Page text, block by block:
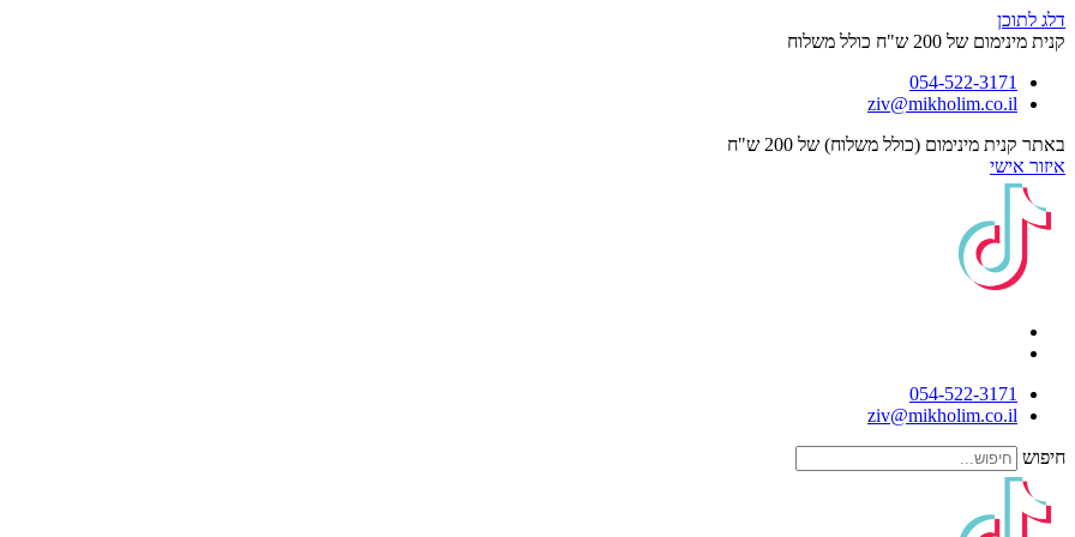
דלג לתוכן
קנית מינימום של 200 ש"ח כולל משלוח
054-522-3171⁩
ziv@mikholim.co.il
באתר קנית מינימום (כולל משלוח) של 200 ש"ח
איזור אישי
054-522-3171⁩
ziv@mikholim.co.il
חיפוש